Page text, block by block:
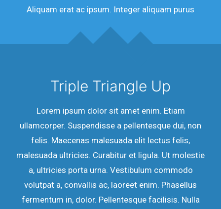
Aliquam erat ac ipsum. Integer aliquam purus
Triple Triangle Up
Lorem ipsum dolor sit amet enim. Etiam
ullamcorper. Suspendisse a pellentesque dui, non
felis. Maecenas malesuada elit lectus felis,
malesuada ultricies. Curabitur et ligula. Ut molestie
a, ultricies porta urna. Vestibulum commodo
volutpat a, convallis ac, laoreet enim. Phasellus
fermentum in, dolor. Pellentesque facilisis. Nulla